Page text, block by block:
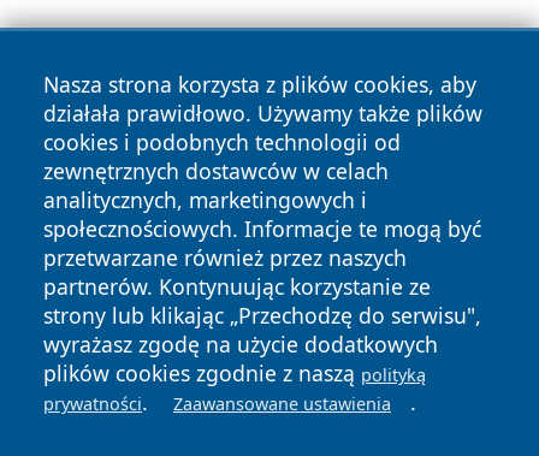
Nasza strona korzysta z plików cookies, aby
działała prawidłowo. Używamy także plików
cookies i podobnych technologii od
zewnętrznych dostawców w celach
analitycznych, marketingowych i
społecznościowych. Informacje te mogą być
przetwarzane również przez naszych
partnerów. Kontynuując korzystanie ze
strony lub klikając „Przechodzę do serwisu",
wyrażasz zgodę na użycie dodatkowych
plików cookies zgodnie z naszą polityką
prywatności. Zaawansowane ustawienia .
Copyright © 2026 krzeszowiceinfo.pl Wszystkie prawa
zastrzeżone.
News Autorzy
Polityka
Prywatności
Polityka
Cookies